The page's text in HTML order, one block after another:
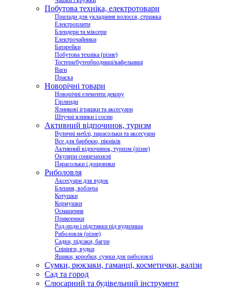
Побутова техніка, електротовари
Прилади для укладання волосся, стрижка
Електроплити
Блендери та міксери
Електрочайники
Батарейки
Побутова техніка (різне)
Тостери/бутербродниці/вафельниці
Ваги
Праска
Новорічні товари
Новорічні елементи декору
Гірлянди
Ялинкові іграшки та аксесуари
Штучні ялинки і сосни
Активний відпочинок, туризм
Вуличні меблі, парасольки та аксесуари
Все для барбекю, пікніків
Активний відпочинок, туризм (різне)
Окуляри сонцезахисні
Парасольки і дощовики
Риболовля
Аксесуари для вудок
Блешня, воблера
Котушки
Кормушки
Оснащення
Прикормки
Род-поди і підставки під вудилища
Риболовля (різне)
Садки, підсаки, багри
Спінінги, вудки
Ящики, коробки, сумки для риболовлі
Сумки, рюкзаки, гаманці, косметички, валізи
Сад та город
Слюсарний та будівельний інструмент